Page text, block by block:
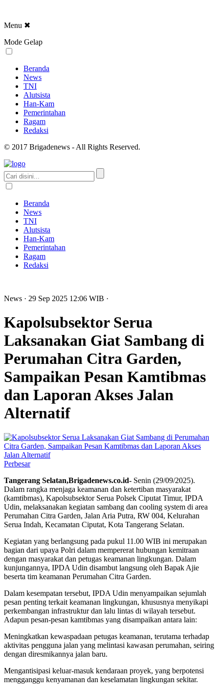
Menu ✖
Mode Gelap
Beranda
News
TNI
Alutsista
Han-Kam
Pemerintahan
Ragam
Redaksi
© 2017 Brigadenews - All Rights Reserved.
Beranda
News
TNI
Alutsista
Han-Kam
Pemerintahan
Ragam
Redaksi
News · 29 Sep 2025 12:06 WIB ·
Kapolsubsektor Serua
Laksanakan Giat Sambang di
Perumahan Citra Garden,
Sampaikan Pesan Kamtibmas
dan Laporan Akses Jalan
Alternatif
Perbesar
Tangerang Selatan,Brigadenews.co.id- Senin (29/09/2025).
Dalam rangka menjaga keamanan dan ketertiban masyarakat
(kamtibmas), Kapolsubsektor Serua Polsek Ciputat Timur, IPDA
Udin, melaksanakan kegiatan sambang dan cooling system di area
Perumahan Citra Garden, Jalan Aria Putra, RW 004, Kelurahan
Serua Indah, Kecamatan Ciputat, Kota Tangerang Selatan.
Kegiatan yang berlangsung pada pukul 11.00 WIB ini merupakan
bagian dari upaya Polri dalam mempererat hubungan kemitraan
dengan masyarakat dan petugas keamanan lingkungan. Dalam
kunjungannya, IPDA Udin disambut langsung oleh Bapak Ajie
beserta tim keamanan Perumahan Citra Garden.
Dalam kesempatan tersebut, IPDA Udin menyampaikan sejumlah
pesan penting terkait keamanan lingkungan, khususnya menyikapi
perkembangan infrastruktur dan lalu lintas di wilayah tersebut.
Adapun pesan-pesan kamtibmas yang disampaikan antara lain:
Meningkatkan kewaspadaan petugas keamanan, terutama terhadap
aktivitas pengguna jalan yang melintasi kawasan perumahan, seiring
dengan diresmikannya jalan baru.
Mengantisipasi keluar-masuk kendaraan proyek, yang berpotensi
mengganggu kenyamanan dan keselamatan lingkungan sekitar.